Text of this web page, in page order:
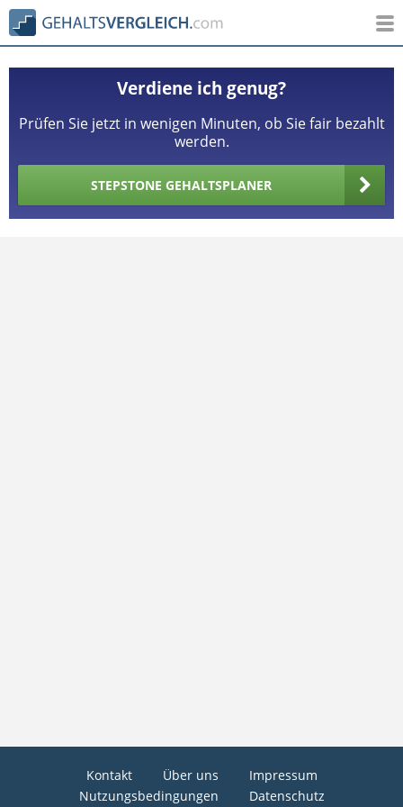
Verdiene ich genug?
Prüfen Sie jetzt in wenigen Minuten, ob Sie fair bezahlt
werden.
STEPSTONE GEHALTSPLANER
Kontakt Über uns
Impressum
Nutzungsbedingungen
Datenschutz